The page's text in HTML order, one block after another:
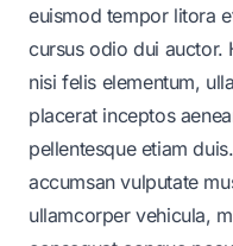
euismod tempor litora
cursus odio dui auctor.
nisi felis elementum,
placerat inceptos
pellentesque etiam
accumsan vulputate
ullamcorper vehicula,